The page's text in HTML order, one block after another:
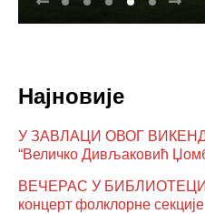
Најновије
У ЗАВЛАЦИ ОВОГ
“Величко Дивљаковић
ВЕЧЕРАС У БИБЛИОТЕЦИ
концерт фолклорне секције